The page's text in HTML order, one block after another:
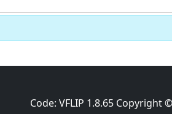
Code: VFLIP 1.8.65 Copyright